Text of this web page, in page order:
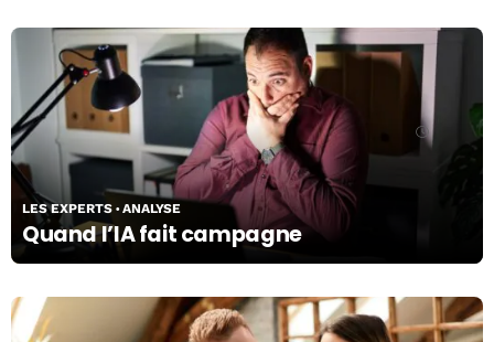
Quand l’IA fait campagne
LES EXPERTS ANALYSE
01/07/26